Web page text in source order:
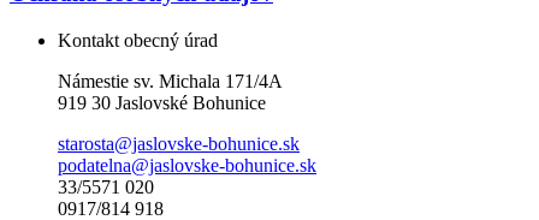
Kontakt obecný úrad
Námestie sv. Michala 171/4A
919 30 Jaslovské Bohunice
starosta@jaslovske-bohunice.sk
podatelna@jaslovske-bohunice.sk
33/5571 020
0917/814 918